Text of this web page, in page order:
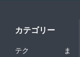
カテゴリー
テク
ま